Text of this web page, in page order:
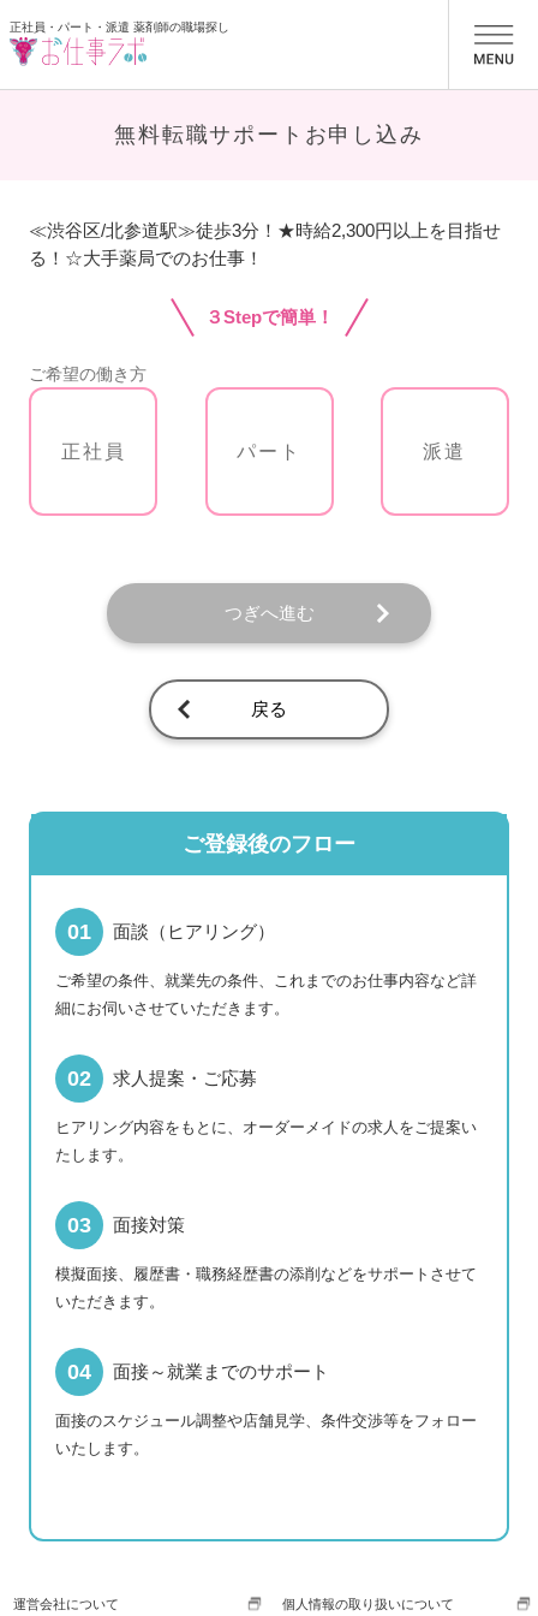
正社員・パート・派遣 薬剤師の職場探し
無料転職サポートお申し込み
≪渋谷区/北参道駅≫徒歩3分！★時給2,300円以上を目指せ
る！☆大手薬局でのお仕事！
３Stepで簡単！
ご希望の働き方
正社員 パート 派遣
つぎへ進む
戻る
ご登録後のフロー
面談（ヒアリング）
ご希望の条件、就業先の条件、これまでのお仕事内容など詳
細にお伺いさせていただきます。
求人提案・ご応募
ヒアリング内容をもとに、オーダーメイドの求人をご提案い
たします。
面接対策
模擬面接、履歴書・職務経歴書の添削などをサポートさせて
いただきます。
面接～就業までのサポート
面接のスケジュール調整や店舗見学、条件交渉等をフォロー
いたします。
運営会社について 個人情報の取り扱いについて